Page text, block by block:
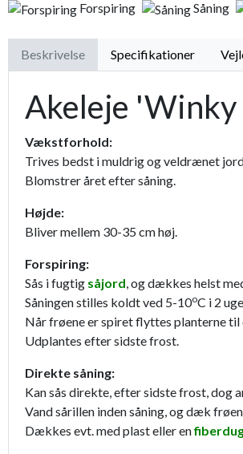
Forspiring Såning
Beskrivelse Specifikationer
Akeleje
Vækstforhold:
Trives bedst i muldrig og veldrænet
Blomstrer året efter såning.
Højde:
Bliver mellem 30-35 cm høj.
Forspiring:
Sås i fugtig såjord, og dækkes helst
Såningen stilles koldt ved 5-10oC i 2
Når frøene er spiret flyttes planterne til
Udplantes efter sidste frost.
Direkte såning:
Kan sås direkte, efter sidste frost, dog
Vand sårillen inden såning, og dæk
Dækkes evt. med plast eller en